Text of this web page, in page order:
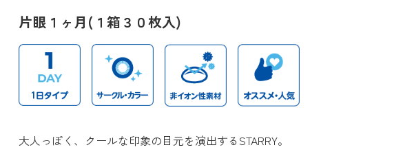
片眼１ヶ月(１箱３０枚入)
大人っぽく、クールな印象の目元を演出するSTARRY。